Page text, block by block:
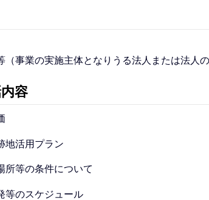
（事業の実施主体となりうる法人または法人の
容
地活用プラン
所等の条件について
等のスケジュール